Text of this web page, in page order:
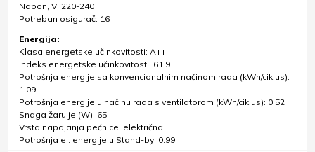
Napon, V: 220-240
Potreban osigurač: 16
Energija:
Klasa energetske učinkovitosti: A++
Indeks energetske učinkovitosti: 61.9
Potrošnja energije sa konvencionalnim načinom rada (kWh/ciklus):
1.09
Potrošnja energije u načinu rada s ventilatorom (kWh/ciklus): 0.52
Snaga žarulje (W): 65
Vrsta napajanja pećnice: električna
Potrošnja el. energije u Stand-by: 0.99